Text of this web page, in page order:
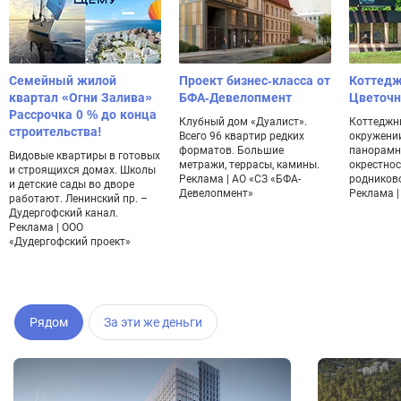
Семейный жилой
квартал «Огни Залива»
Рассрочка 0 % до конца
строительства!
Видовые квартиры в готовых
и строящихся домах. Школы
и детские сады во дворе
работают. Ленинский пр. –
Дудергофский канал.
Реклама | ООО
«Дудергофский проект»
Проект бизнес-класса от
БФА-Девелопмент
Клубный дом «Дуалист».
Всего 96 квартир редких
форматов. Большие
метражи, террасы, камины.
Реклама | АО «СЗ «БФА-
Девелопмент»
Реклама
Рядом За эти же деньги